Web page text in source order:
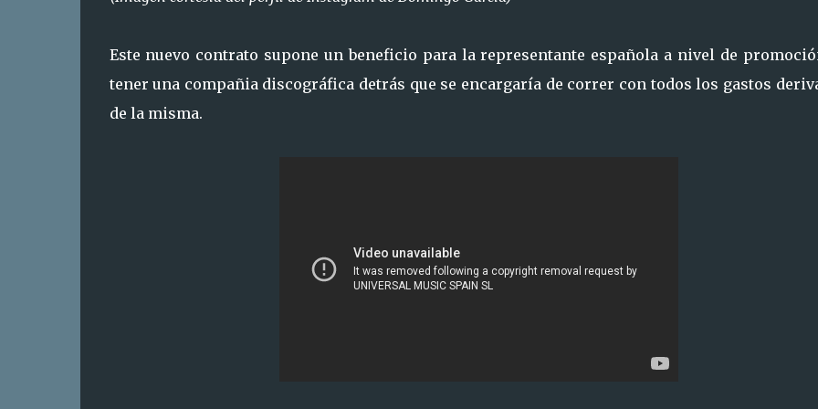
Este nuevo contrato supone un beneficio para la representante española a nivel de
tener una compañia discográfica detrás que se encargaría de correr con todos los gastos
de la misma.